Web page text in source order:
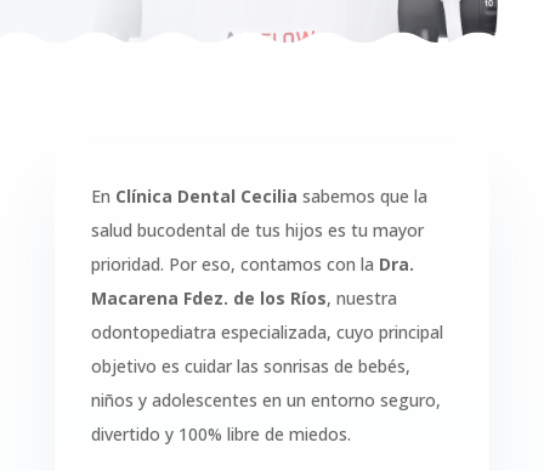
En Clínica Dental Cecilia sabemos que la
salud bucodental de tus hijos es tu mayor
prioridad. Por eso, contamos con la Dra.
Macarena Fdez. de los Ríos, nuestra
odontopediatra especializada, cuyo principal
objetivo es cuidar las sonrisas de bebés,
niños y adolescentes en un entorno seguro,
divertido y 100% libre de miedos.